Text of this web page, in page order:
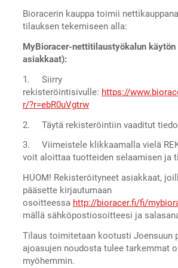
Bioracerin kauppa toimii
tilauksen tekemiseen alla:
MyBioracer-nettitilaustyökalun käytön
asiakkaat):
1. Siirry
rekisteröintisivulle: https://
r/?r=ebR0uVgtrw
2. Täytä rekisteröintiin vaaditut
3. Viimeistele klikkaamalla vielä
voit aloittaa tuotteiden selaamisen ja
HUOM! Rekisteröityneet asiakkaat,
pääsette kirjautumaan
osoitteessa http://bioracer.fi/fi/
mällä sähköpostiosoitteesi ja
Tilaus toimitetaan kootusti Joensuun
ajoasujen noudosta tulee tarkemmat
myöhemmin.